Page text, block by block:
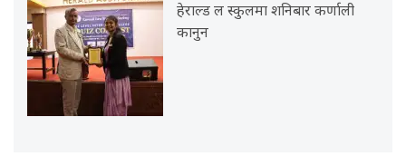
हेराल्ड ल स्कुलमा शनिबार कर्णाली
कानुन